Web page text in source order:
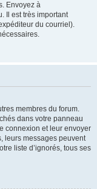
Envoyez à
Il est très important
du courriel).
membres du forum.
dans votre panneau
connexion et leur envoyer
leurs messages peuvent
liste d’ignorés, tous ses